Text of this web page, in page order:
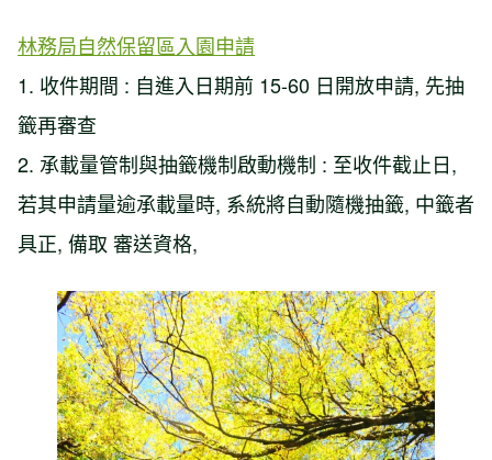
林務局自然保留區入園申請
1. 收件期間 : 自進入日期前 15-60 日開放申請, 先抽
籤再審查
2. 承載量管制與抽籤機制啟動機制 : 至收件截止日,
若其申請量逾承載量時, 系統將自動隨機抽籤, 中籤者
具正, 備取 審送資格,